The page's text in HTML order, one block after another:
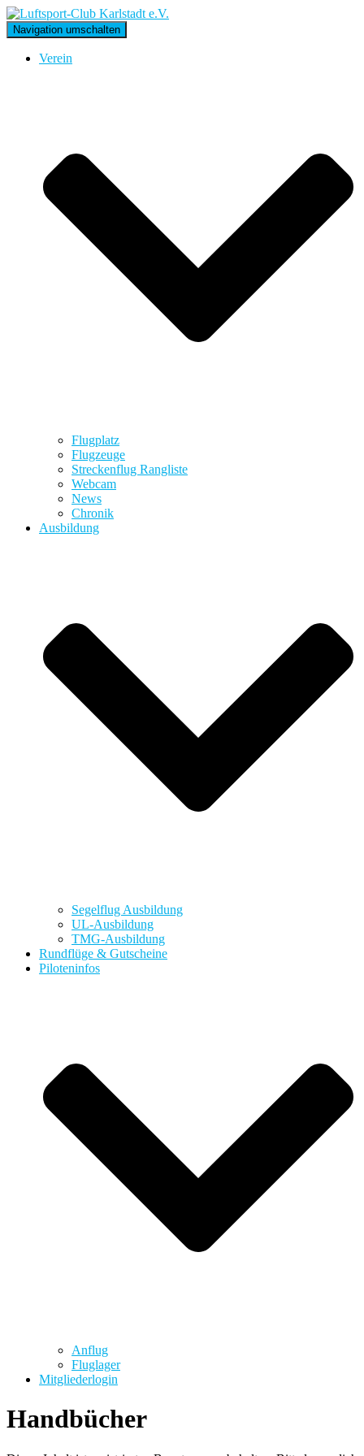
Navigation umschalten
Verein
Flugplatz
Flugzeuge
Streckenflug Rangliste
Webcam
News
Chronik
Ausbildung
Segelflug Ausbildung
UL-Ausbildung
TMG-Ausbildung
Rundflüge & Gutscheine
Piloteninfos
Anflug
Fluglager
Mitgliederlogin
Handbücher